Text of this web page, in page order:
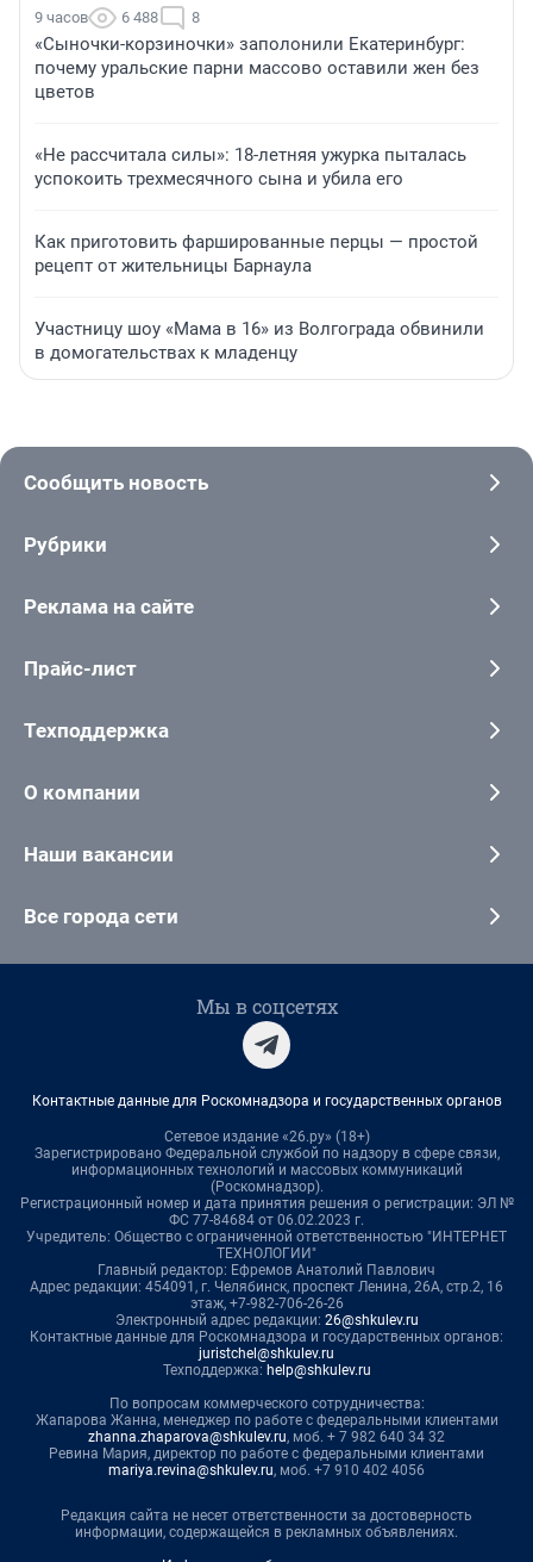
9 часов 6 488 8
«Сыночки-корзиночки» заполонили Екатеринбург:
почему уральские парни массово оставили жен без
цветов
«Не рассчитала силы»: 18-летняя ужурка пыталась
успокоить трехмесячного сына и убила его
Как приготовить фаршированные перцы — простой
рецепт от жительницы Барнаула
Участницу шоу «Мама в 16» из Волгограда обвинили
в домогательствах к младенцу
Сообщить новость
Рубрики
Реклама на сайте
Прайс-лист
Техподдержка
О компании
Наши вакансии
Все города сети
Мы в соцсетях
Контактные данные для Роскомнадзора и государственных органов
Сетевое издание «26.ру» (18+)
Зарегистрировано Федеральной службой по надзору в сфере связи,
информационных технологий и массовых коммуникаций
(Роскомнадзор).
Регистрационный номер и дата принятия решения о регистрации: ЭЛ №
ФС 77-84684 от 06.02.2023 г.
Учредитель: Общество с ограниченной ответственностью "ИНТЕРНЕТ
ТЕХНОЛОГИИ"
Главный редактор: Ефремов Анатолий Павлович
Адрес редакции: 454091, г. Челябинск, проспект Ленина, 26А, стр.2, 16
этаж, +7-982-706-26-26
Электронный адрес редакции: 26@shkulev.ru
Контактные данные для Роскомнадзора и государственных органов:
juristchel@shkulev.ru
Техподдержка: help@shkulev.ru
По вопросам коммерческого сотрудничества:
Жапарова Жанна, менеджер по работе с федеральными клиентами
zhanna.zhaparova@shkulev.ru, моб. + 7 982 640 34 32
Ревина Мария, директор по работе с федеральными клиентами
mariya.revina@shkulev.ru, моб. +7 910 402 4056
Редакция сайта не несет ответственности за достоверность
информации, содержащейся в рекламных объявлениях.